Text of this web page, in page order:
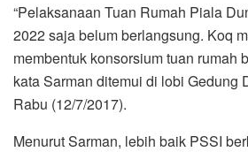
“Pelaksanaan Tuan Rumah Piala
2022 saja belum berlangsung. Koq
membentuk konsorsium tuan rumah
kata Sarman ditemui di lobi Gedung
Rabu (12/7/2017).
Menurut Sarman, lebih baik PSSI